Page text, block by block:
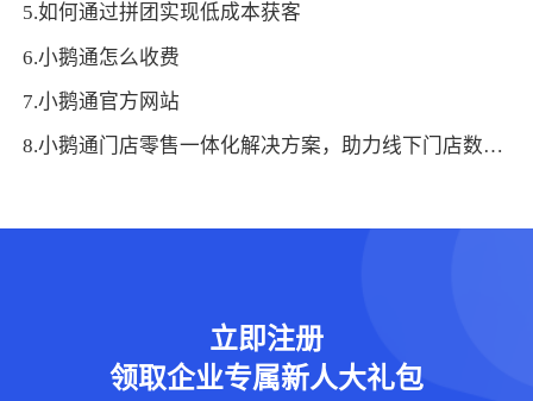
5.如何通过拼团实现低成本获客
6.小鹅通怎么收费
7.小鹅通官方网站
8.小鹅通门店零售一体化解决方案，助力线下门店数字化转型！
立即注册
领取企业专属新人大礼包